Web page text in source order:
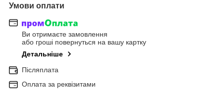
Умови оплати
Ви отримаєте замовлення
або гроші повернуться на вашу картку
Детальніше
Післяплата
Оплата за реквізитами